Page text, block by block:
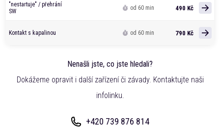
"nestartuje" / přehrání
SW
od 60 min 490 Kč
Kontakt s kapalinou od 60 min 790 Kč
Nenašli jste, co jste hledali?
Dokážeme opravit i další zařízení či závady. Kontaktujte naši
infolinku.
+420 739 876 814